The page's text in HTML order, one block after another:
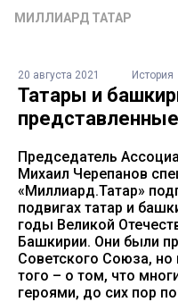
МИЛЛИАРД ТАТАР
20 августа 2021 История
Татары и
Председатель
Михаил Черепанов
«Миллиард.Татар»
подвигах татар и
годы Великой
Башкирии. Они были
Советского Союза,
того – о том, что
героями, до сих пор